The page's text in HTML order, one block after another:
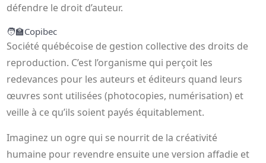
défendre le droit d’auteur.
🧑‍🏫Copibec
Société québécoise de gestion collective des droits de
reproduction. C’est l’organisme qui perçoit les
redevances pour les auteurs et éditeurs quand leurs
œuvres sont utilisées (photocopies, numérisation) et
veille à ce qu’ils soient payés équitablement.
Imaginez un ogre qui se nourrit de la créativité
humaine pour revendre ensuite une version affadie et